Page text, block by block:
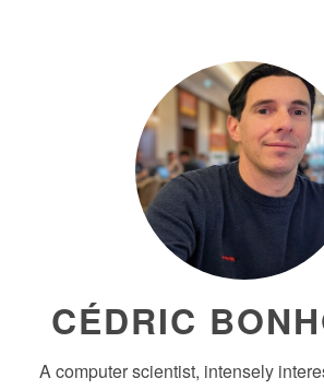
CÉDRIC
A computer scientist, intensely